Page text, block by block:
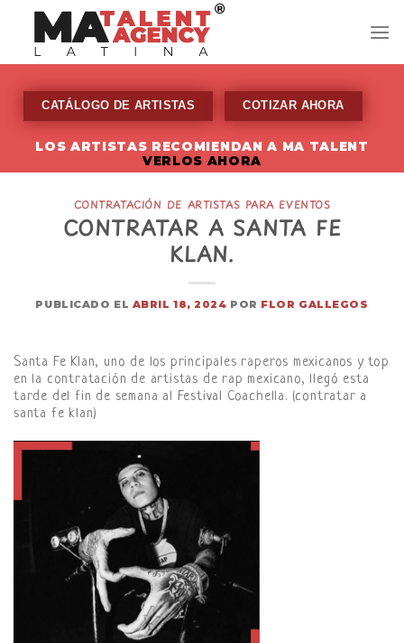
content
CATÁLOGO DE ARTISTAS COTIZAR AHORA
LOS ARTISTAS RECOMIENDAN A MA TALENT
VERLOS AHORA
CONTRATACIÓN DE ARTISTAS PARA EVENTOS
CONTRATAR A SANTA FE
KLAN.
PUBLICADO EL ABRIL 18, 2024 POR FLOR GALLEGOS
Santa Fe Klan, uno de los principales raperos mexicanos y top
en la contratación de artistas de rap mexicano, llegó esta
tarde del fin de semana al Festival Coachella. (contratar a
santa fe klan)